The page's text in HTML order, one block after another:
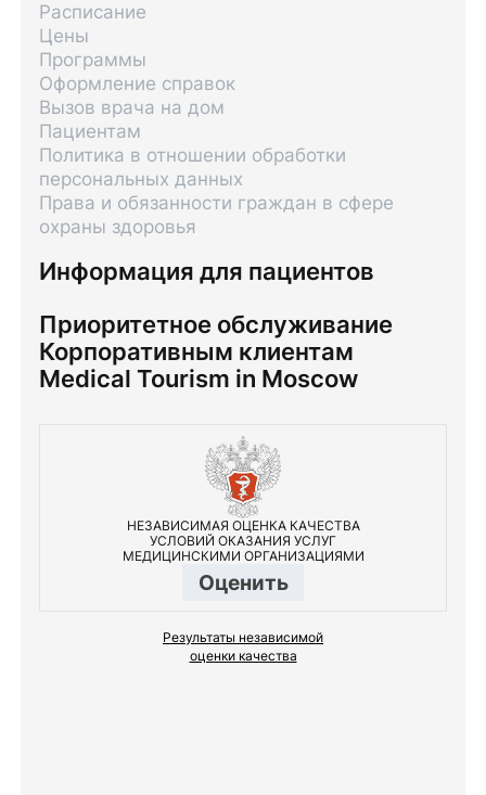
Информация для пациентов
Расписание
Цены
Программы
Оформление справок
Вызов врача на дом
Пациентам
Политика в отношении обработки
персональных данных
Права и обязанности граждан в сфере
охраны здоровья
Приоритетное обслуживание
Корпоративным клиентам
Medical Tourism in Moscow
НЕЗАВИСИМАЯ ОЦЕНКА КАЧЕСТВА
УСЛОВИЙ ОКАЗАНИЯ УСЛУГ
МЕДИЦИНСКИМИ ОРГАНИЗАЦИЯМИ
Оценить
Результаты независимой
оценки качества